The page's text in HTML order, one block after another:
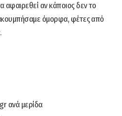
αν κάποιος δεν το
όμορφα, φέτες από
ανά μερίδα